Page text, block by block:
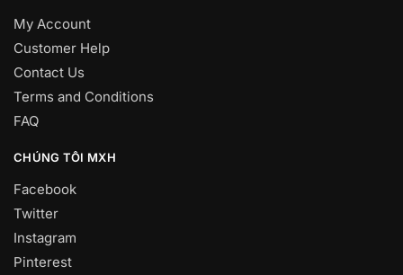
My Account
Customer Help
Contact Us
Terms and Conditions
FAQ
CHÚNG TÔI MXH
Facebook
Twitter
Instagram
Pinterest